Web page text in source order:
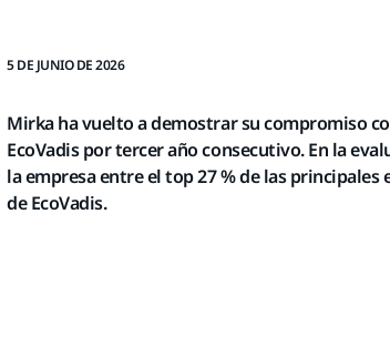
5 DE JUNIO DE 2026
Mirka ha vuelto a demostrar su compromiso
EcoVadis por tercer año consecutivo. En la
la empresa entre el top 27 % de las
de EcoVadis.